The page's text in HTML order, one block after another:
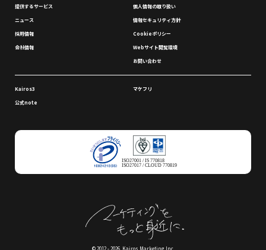
提供するサービス
ニュース
採⽤情報
会社情報
個⼈情報の取り扱い
情報セキュリティ⽅針
Cookieポリシー
Webサイト閲覧環境
お問い合わせ
Kairos3 マケフリ
公式note
ISO27001 / IS 770818
ISO27017 / CLOUD 770819
© 2012 - 2026. Kairos Marketing Inc.